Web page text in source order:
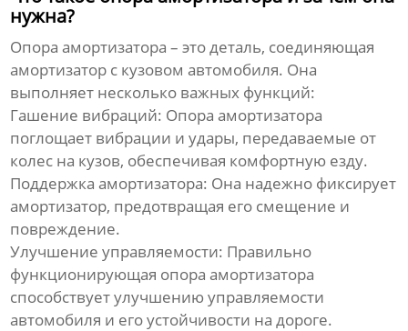
нужна?
Опора амортизатора – это деталь, соединяющая
амортизатор с кузовом автомобиля. Она
выполняет несколько важных функций:
Гашение вибраций: Опора амортизатора
поглощает вибрации и удары, передаваемые от
колес на кузов, обеспечивая комфортную езду.
Поддержка амортизатора: Она надежно фиксирует
амортизатор, предотвращая его смещение и
повреждение.
Улучшение управляемости: Правильно
функционирующая опора амортизатора
способствует улучшению управляемости
автомобиля и его устойчивости на дороге.